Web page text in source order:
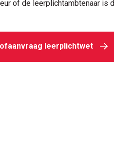
of de leerplichtambtenaar is
leerplichtwet